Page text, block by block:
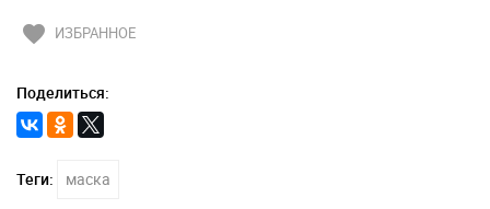
favorite ИЗБРАННОЕ
Поделиться:
Теги: маска